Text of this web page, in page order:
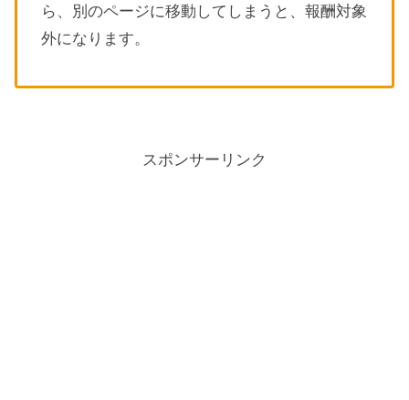
ら、別のページに移動してしまうと、報酬対象
外になります。
スポンサーリンク